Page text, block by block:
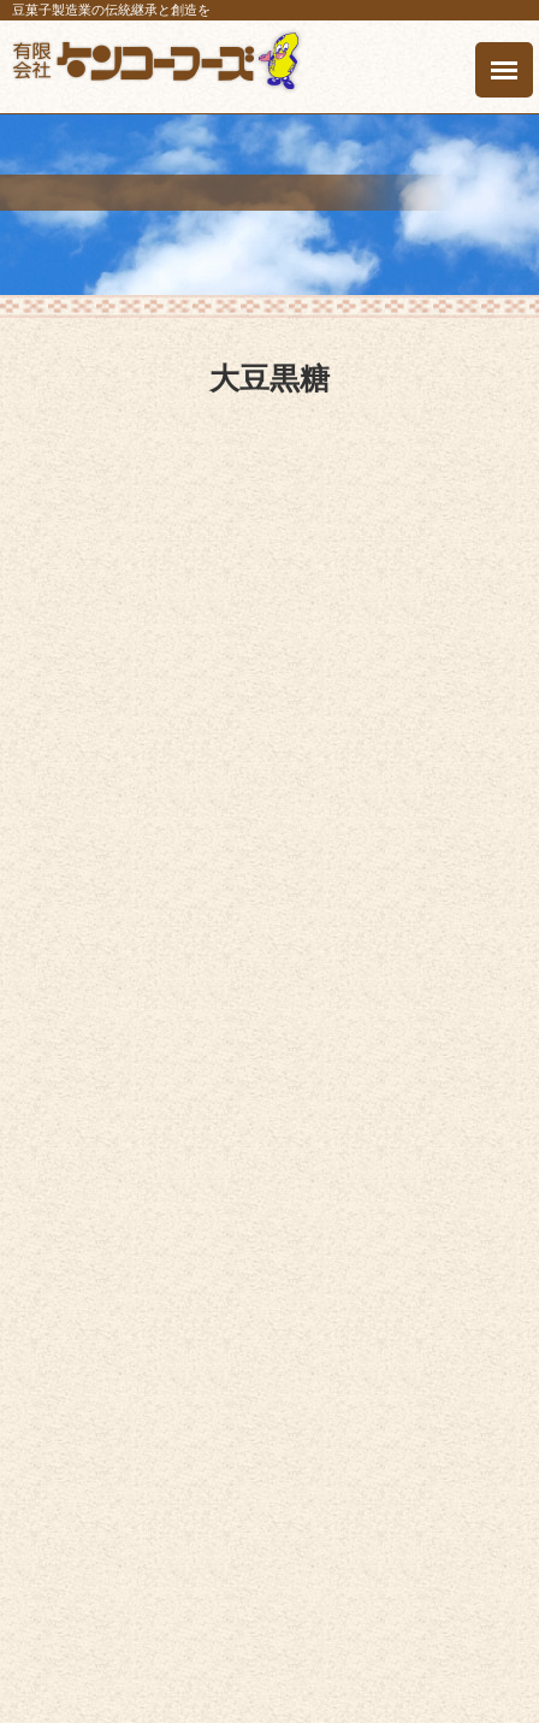
豆菓子製造業の伝統継承と創造を
大豆黒糖